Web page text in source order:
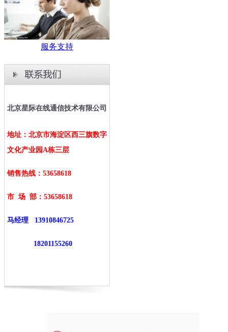
服务支持
北京星际在线通信技术有限公司
地址：北京市海淀区西三旗数字
文化产业园A栋三层
销售热线：53658618
市 场 部： 53658618
马经理 13910846725
18201155260